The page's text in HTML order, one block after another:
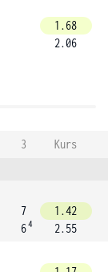
1.68
2.06
3
Kurs
7
64
1.42
2.55